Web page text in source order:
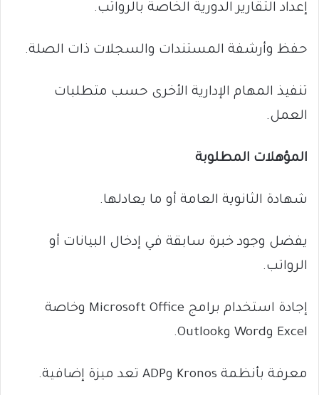
إعداد التقارير الدورية الخاصة بالرواتب.
حفظ وأرشفة المستندات والسجلات ذات الصلة.
تنفيذ المهام الإدارية الأخرى حسب متطلبات
العمل.
المؤهلات المطلوبة
شهادة الثانوية العامة أو ما يعادلها.
يفضل وجود خبرة سابقة في إدخال البيانات أو
الرواتب.
إجادة استخدام برامج Microsoft Office وخاصة
Excel وWord وOutlook.
معرفة بأنظمة Kronos وADP تعد ميزة إضافية.